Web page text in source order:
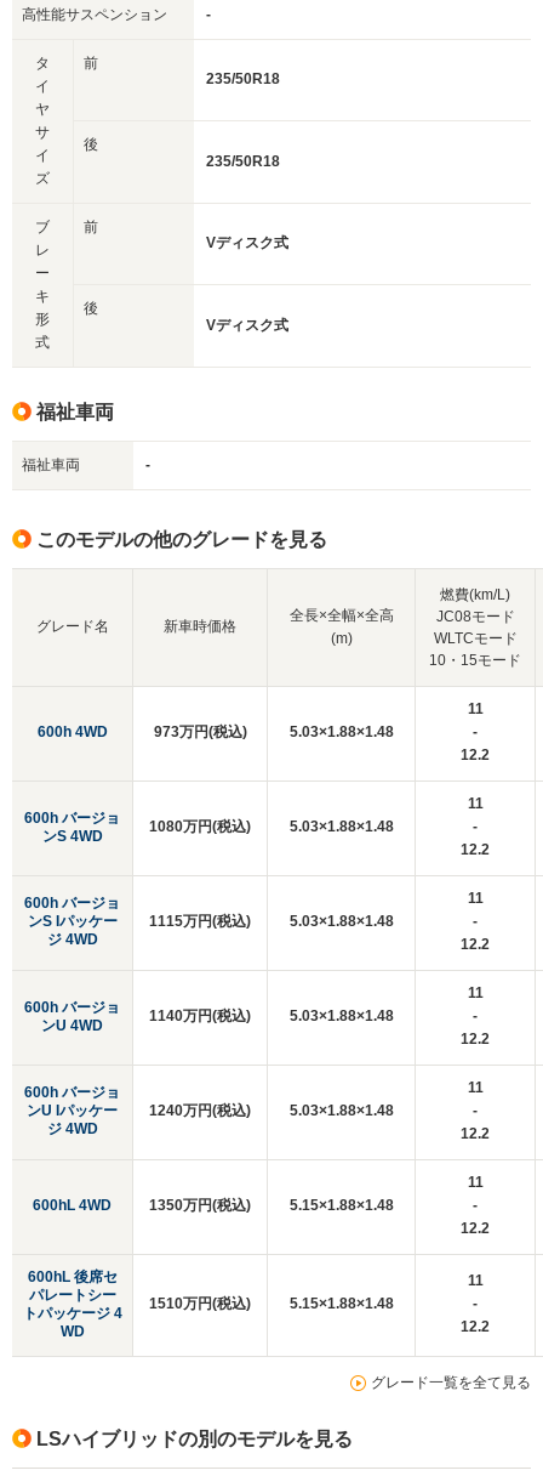
高性能サスペンション -
タ
イ
ヤ
サ
イ
ズ
前
235/50R18
後
235/50R18
ブ
レ
ー
キ
形
式
前
Vディスク式
後
Vディスク式
福祉車両
福祉車両 -
このモデルの他のグレードを見る
グレード名
600h 4WD
600h バージョ
ンS 4WD
600h バージョ
ンS Iパッケー
ジ 4WD
600h バージョ
ンU 4WD
600h バージョ
ンU Iパッケー
ジ 4WD
600hL 4WD
600hL 後席セ
パレートシー
トパッケージ 4
WD
新車時価格
全長×全幅×全高
(m)
燃費(km/L)
JC08モード
WLTCモード
10・15モード
973万円(税込) 5.03×1.88×1.48
11
-
12.2
1080万円(税込) 5.03×1.88×1.48
11
-
12.2
1115万円(税込) 5.03×1.88×1.48
11
-
12.2
1140万円(税込) 5.03×1.88×1.48
11
-
12.2
1240万円(税込) 5.03×1.88×1.48
11
-
12.2
1350万円(税込) 5.15×1.88×1.48
11
-
12.2
1510万円(税込) 5.15×1.88×1.48
11
-
12.2
グレード一覧を全て見る
LSハイブリッドの別のモデルを見る